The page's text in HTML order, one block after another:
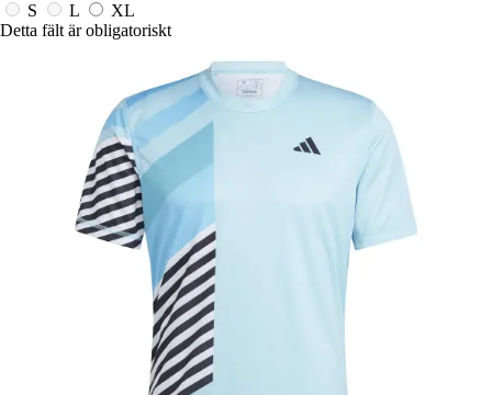
S
L
XL
Detta fält är obligatoriskt